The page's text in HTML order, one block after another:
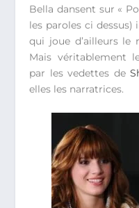
Bella dansent sur «
les paroles ci
qui joue d’ailleurs le
Mais véritablement
par les vedettes de
elles les narratrices.